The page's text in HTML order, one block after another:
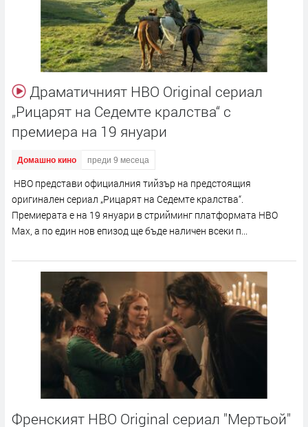
Драматичният HBO Original сериал
„Рицарят на Седемте кралства“ с
премиера на 19 януари
Домашно кино преди 9 месеца
HBO представи официалния тийзър на предстоящия
оригинален сериал „Рицарят на Седемте кралства“.
Премиерата е на 19 януари в стрийминг платформата HBO
Max, а по един нов епизод ще бъде наличен всеки п...
Френският HBO Original сериал "Мертьой"